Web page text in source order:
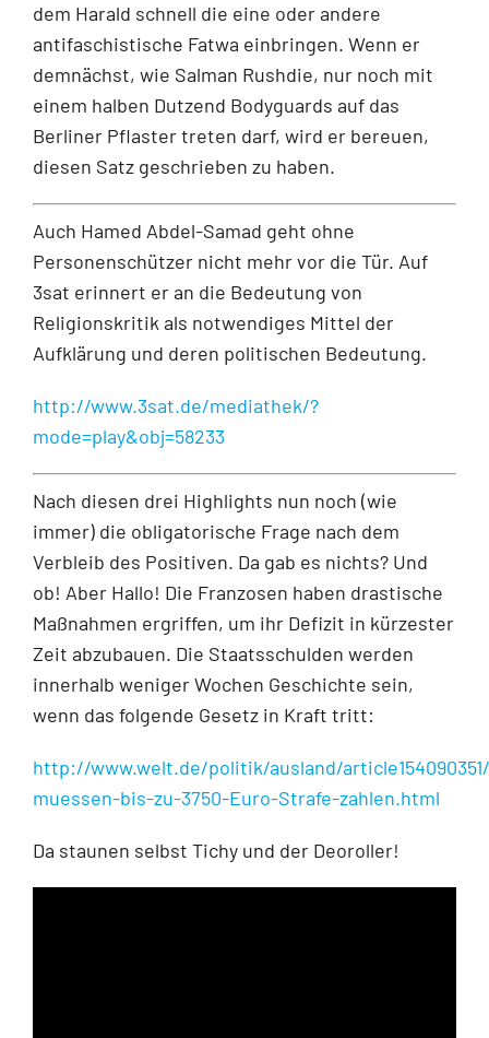
dem Harald schnell die eine oder andere
antifaschistische Fatwa einbringen. Wenn er
demnächst, wie Salman Rushdie, nur noch mit
einem halben Dutzend Bodyguards auf das
Berliner Pflaster treten darf, wird er bereuen,
diesen Satz geschrieben zu haben.
Auch Hamed Abdel-Samad geht ohne
Personenschützer nicht mehr vor die Tür. Auf
3sat erinnert er an die Bedeutung von
Religionskritik als notwendiges Mittel der
Aufklärung und deren politischen Bedeutung.
http://www.3sat.de/mediathek/?
mode=play&obj=58233
Nach diesen drei Highlights nun noch (wie
immer) die obligatorische Frage nach dem
Verbleib des Positiven. Da gab es nichts? Und
ob! Aber Hallo! Die Franzosen haben drastische
Maßnahmen ergriffen, um ihr Defizit in kürzester
Zeit abzubauen. Die Staatsschulden werden
innerhalb weniger Wochen Geschichte sein,
wenn das folgende Gesetz in Kraft tritt:
http://www.welt.de/politik/ausland/
muessen-bis-zu-3750-Euro-Strafe-zahlen.html
Da staunen selbst Tichy und der Deoroller!